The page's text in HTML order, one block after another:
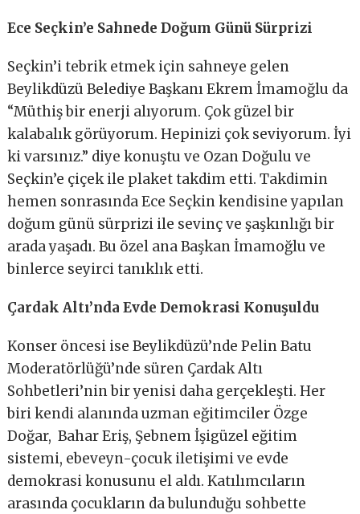
Ece Seçkin’e Sahnede Doğum Günü Sürprizi
Seçkin’i tebrik etmek için sahneye gelen
Beylikdüzü Belediye Başkanı Ekrem İmamoğlu da
“Müthiş bir enerji alıyorum. Çok güzel bir
kalabalık görüyorum. Hepinizi çok seviyorum. İyi
ki varsınız.” diye konuştu ve Ozan Doğulu ve
Seçkin’e çiçek ile plaket takdim etti. Takdimin
hemen sonrasında Ece Seçkin kendisine yapılan
doğum günü sürprizi ile sevinç ve şaşkınlığı bir
arada yaşadı. Bu özel ana Başkan İmamoğlu ve
binlerce seyirci tanıklık etti.
Çardak Altı’nda Evde Demokrasi Konuşuldu
Konser öncesi ise Beylikdüzü’nde Pelin Batu
Moderatörlüğü’nde süren Çardak Altı
Sohbetleri’nin bir yenisi daha gerçekleşti. Her
biri kendi alanında uzman eğitimciler Özge
Doğar, Bahar Eriş, Şebnem İşigüzel eğitim
sistemi, ebeveyn-çocuk iletişimi ve evde
demokrasi konusunu el aldı. Katılımcıların
arasında çocukların da bulunduğu sohbette